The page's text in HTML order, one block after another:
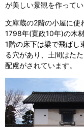
が美しい景観を作ってい
文庫蔵の2階の小屋に使
1798年(寛政10年)の木
1階の床下は梁で飛ばし
る穴があり、土間はた
配慮がされています。